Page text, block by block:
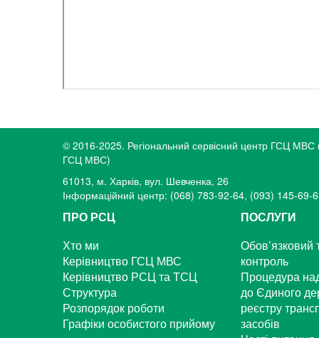
© 2016-2025. Регіональний сервісний центр ГСЦ МВС в
ГСЦ МВС)
61013, м. Харків, вул. Шевченка, 26
Інформаційний центр: (068) 783-92-64, (093) 145-69-
ПРО РСЦ
Хто ми
Керівництво ГСЦ МВС
Керівництво РСЦ та ТСЦ
Структура
Розпорядок роботи
Графіки особистого прийому
ПОСЛУГИ
Обов’язковий
контроль
Процедура
до Єдиного
реєстру
засобів